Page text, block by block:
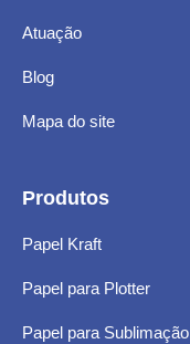
Atuação
Blog
Mapa do site
Produtos
Papel Kraft
Papel para Plotter
Papel para Sublimação